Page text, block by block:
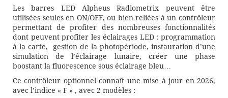
Les barres LED Alpheus Radiometrix peuvent être
utilisées seules en ON/OFF, ou bien reliées à un contrôleur
permettant de profiter des nombreuses fonctionnalités
dont peuvent profiter les éclairages LED : programmation
à la carte, gestion de la photopériode, instauration d’une
simulation de l’éclairage lunaire, créer une phase
boostant la fluorescence sous éclairage bleu…
Ce contrôleur optionnel connaît une mise à jour en 2026,
avec l’indice « F » , avec 2 modèles :